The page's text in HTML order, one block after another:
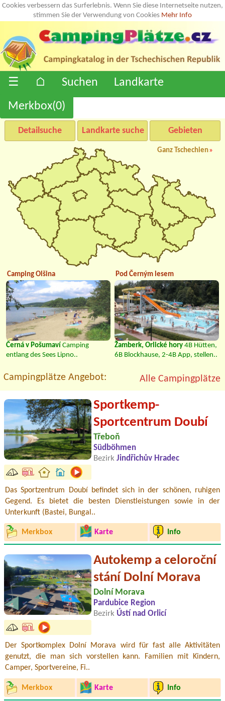
Cookies verbessern das Surferlebnis. Wenn Sie diese Internetseite nutzen,
stimmen Sie der Verwendung von Cookies Mehr Info
☰ ⌂ Suchen
Landkarte
Merkbox(0)
Detailsuche Landkarte suche Gebieten
Ganz Tschechien»
Camping Olšina
Černá v Pošumaví Camping
entlang des Sees Lipno..
Pod Černým lesem
Žamberk, Orlické hory 4B Hütten,
6B Blockhause, 2-4B App, stellen..
Campingplätze Angebot: Alle Campingplätze
Sportkemp-
Sportcentrum Doubí
Třeboň
Südböhmen
Bezirk Jindřichův Hradec
Das Sportzentrum Doubí befindet sich in der schönen, ruhigen
Gegend. Es bietet die besten Dienstleistungen sowie in der
Unterkunft (Bastei, Bungal..
Merkbox Karte Info
Autokemp a celoroční
stání Dolní Morava
Dolní Morava
Pardubice Region
Bezirk Ústí nad Orlicí
Der Sportkomplex Dolní Morava wird für fast alle Aktivitäten
genutzt, die man sich vorstellen kann. Familien mit Kindern,
Camper, Sportvereine, Fi..
Merkbox Karte Info